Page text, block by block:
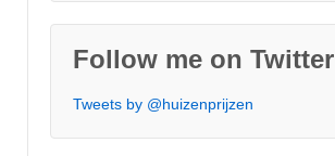
Follow me on Twitter
Tweets by @huizenprijzen